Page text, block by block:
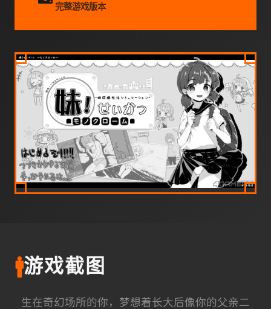
完整游戏版本
🚹游戏截图
生在奇幻场所的你，梦想着长大后像你的父亲二